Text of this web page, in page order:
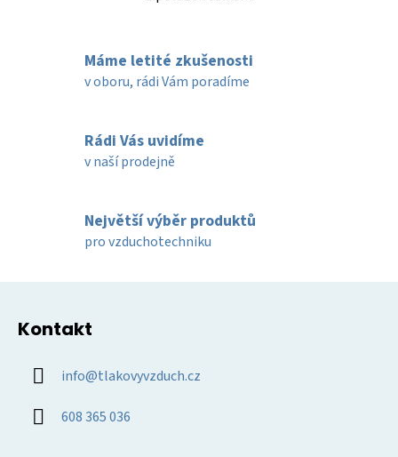
á
d
í
k
y
Máme letité zkušenosti
v oboru, rádi Vám poradíme
Rádi Vás uvidíme
v naší prodejně
Největší výběr produktů
pro vzduchotechniku
Kontakt
info@tlakovyvzduch.cz
608 365 036